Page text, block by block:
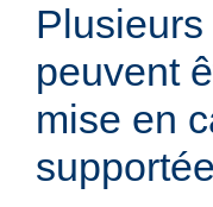
peuvent
mise en